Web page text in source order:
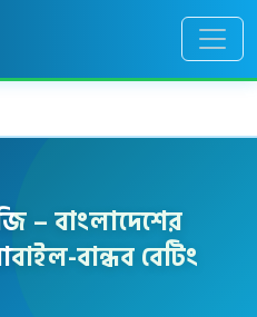
– বাংলাদেশের
বান্ধব বেটিং